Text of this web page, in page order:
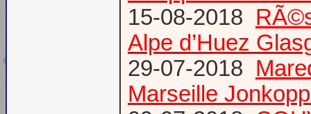
15-08-2018
Alpe d’Huez
29-07-2018
Marseille